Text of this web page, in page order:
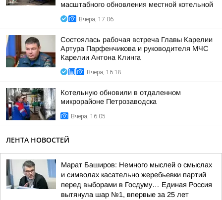
масштабного обновления местной котельной
Вчера, 17:06
Состоялась рабочая встреча Главы Карелии
Артура Парфенчикова и руководителя МЧС
Карелии Антона Клинга
Вчера, 16:18
Котельную обновили в отдаленном
микрорайоне Петрозаводска
Вчера, 16:05
ЛЕНТА НОВОСТЕЙ
Марат Баширов: Немного мыслей о смыслах
и символах касательно жеребьевки партий
перед выборами в Госдуму… Единая Россия
вытянула шар №1, впервые за 25 лет